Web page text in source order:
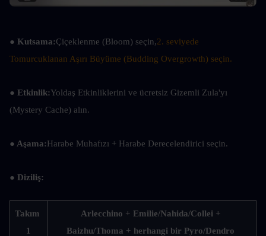
● Kutsama:Çiçeklenme (Bloom) seçin,2. seviyede
Tomurcuklanan Aşırı Büyüme (Budding Overgrowth) seçin.
● Etkinlik:Yoldaş Etkinliklerini ve ücretsiz Gizemli Zula'yı
(Mystery Cache) alın.
● Aşama:Harabe Muhafızı + Harabe Derecelendirici seçin.
● Diziliş:
Takım
1
Arlecchino + Emilie/Nahida/Collei +
Baizhu/Thoma + herhangi bir Pyro/Dendro